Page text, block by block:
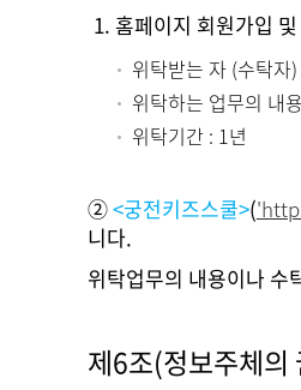
1. 홈페이지 회원가입
위탁받는 자 (수탁자
위탁하는 업무의 내
위탁기간 : 1년
②<궁전키즈스쿨>(
니다.
위탁업무의 내용이나 수
제6조(정보주체의